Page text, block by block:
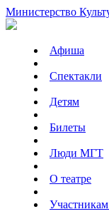
Министерство
Афиша
Спектакли
Детям
Билеты
Люди МГТ
О театре